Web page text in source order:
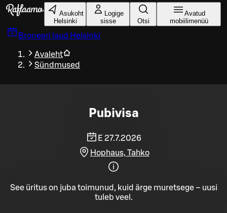
Liigu peamise sisu juurde
Asukoht
Helsinki
Logige
sisse
Otsi
Avatud
mobiilimenüü
Broneeri laud Helsinki
Avaleht
Sündmused
Pubivisa
E 27.7.2026
Hophaus, Tahko
See üritus on juba toimunud, kuid ärge muretsege – uusi
tuleb veel.